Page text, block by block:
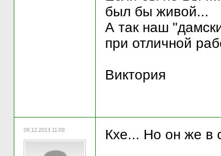
был бы живой...
А так наш
при отличной
Виктория
09.12.2013 11:09 Кхе... Но он же в